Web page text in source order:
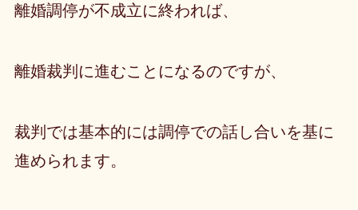
離婚調停が不成立に終われば、
離婚裁判に進むことになるのですが、
裁判では基本的には調停での話し合いを基に
進められます。